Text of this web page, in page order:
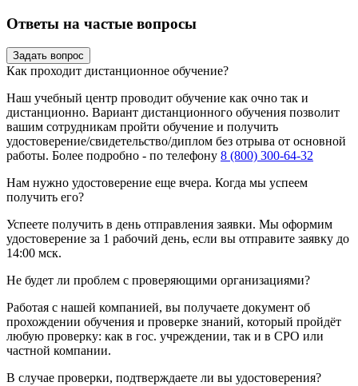
Ответы на частые вопросы
Задать вопрос
Как проходит дистанционное обучение?
Наш учебный центр проводит обучение как очно так и
дистанционно. Вариант дистанционного обучения позволит
вашим сотрудникам пройти обучение и получить
удостоверение/свидетельство/диплом без отрыва от основной
работы. Более подробно - по телефону 8 (800) 300-64-32
Нам нужно удостоверение еще вчера. Когда мы успеем
получить его?
Успеете получить в день отправления заявки. Мы оформим
удостоверение за 1 рабочий день, если вы отправите заявку до
14:00 мск.
Не будет ли проблем с проверяющими организациями?
Работая с нашей компанией, вы получаете документ об
прохождении обучения и проверке знаний, который пройдёт
любую проверку: как в гос. учреждении, так и в СРО или
частной компании.
В случае проверки, подтверждаете ли вы удостоверения?